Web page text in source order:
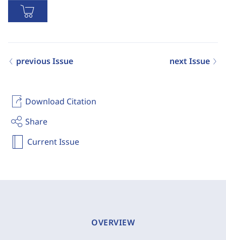
Download Citation
Share
Current Issue
previous Issue next Issue
OVERVIEW